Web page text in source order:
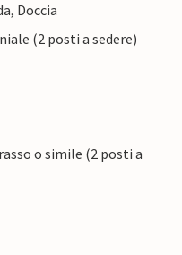
Doccia
(2 posti a sedere)
o simile (2 posti a